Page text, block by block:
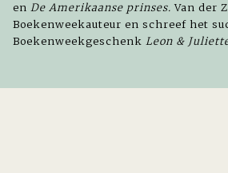
en De Amerikaanse prinses.Van der
Boekenweekauteur en schreef het
Boekenweekgeschenk Leon &